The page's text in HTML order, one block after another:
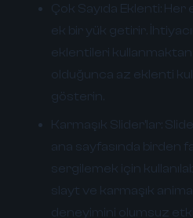
Çok Sayıda Eklenti: Her
ek bir yük getirir.
eklentileri kullanmaktan
olduğunca az eklenti
gösterin.
Karmaşık Slider'lar:
ana sayfasında birden
sergilemek için
slayt ve karmaşık
deneyimini olumsuz